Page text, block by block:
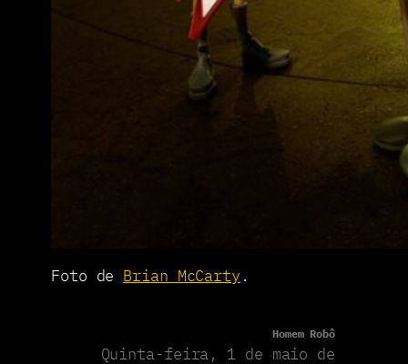
Foto de Brian McCarty .
Homem Robô
Quinta-feira, 1 de maio de